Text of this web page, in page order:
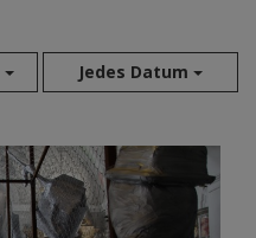
Jedes Datum
Aug 2026
Jul 2026
Jun 2026